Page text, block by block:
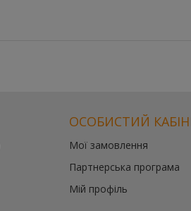
ОСОБИСТИЙ
Мої замовлення
Партнерська програма
Мій профіль